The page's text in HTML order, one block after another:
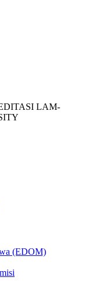
LAM-
(EDOM)